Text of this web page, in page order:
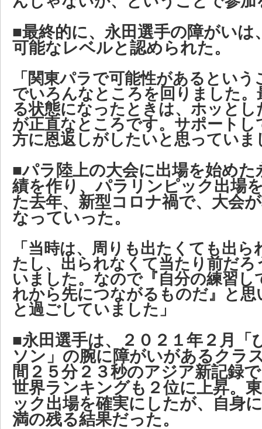
■最終的に、永田選手の障がいは
可能なレベルと認められた。
「関東パラで可能性があるとい
でいろんなところを回りました。
る状態になったときは、ホッと
が正直なところです。サポートし
方に恩返しがしたいと思っていま
■パラ陸上の大会に出場を始めた
績を作り、パラリンピック出場
た去年、新型コロナ禍で、大会
なっていった。
「当時は、周りも出たくても出
たし、出られなくて当たり前だろ
いました。なので『自分の練習し
れから先につながるものだ』と
と過ごしていました」
■永田選手は、２０２１年２月「
ソン」の腕に障がいがあるクラ
間２５分２３秒のアジア新記録
世界ランキングも２位に上昇。
ック出場を確実にしたが、自身
満の残る結果だった。